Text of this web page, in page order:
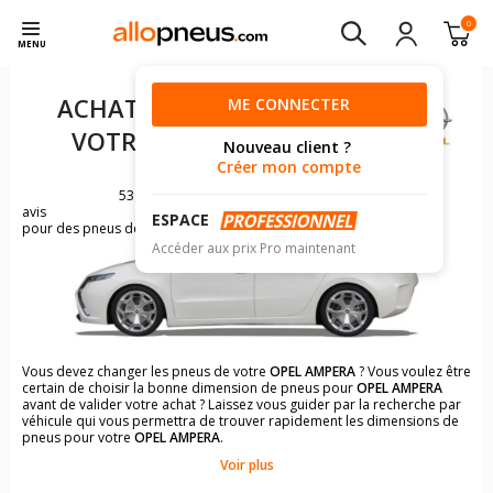
MENU
0
ME CONNECTER
Nouveau client ?
Créer mon compte
ESPACE
Accéder aux prix Pro maintenant
ACHAT DE PNEUS POUR
VOTRE
OPEL AMPERA
53
avis
pour des pneus de OPEL AMPERA
Vous devez changer les pneus de votre OPEL AMPERA? Vous voulez être
certain de choisir la bonne dimension de pneus pourOPEL AMPERA
avant de valider votre achat ? Laissez vous guider par la recherche par
véhicule qui vous permettra de trouver rapidement les dimensions de
pneus pour votre OPEL AMPERA.
Il n'est pas toujours évident de s'y retrouver dans le choix des
Voir plus